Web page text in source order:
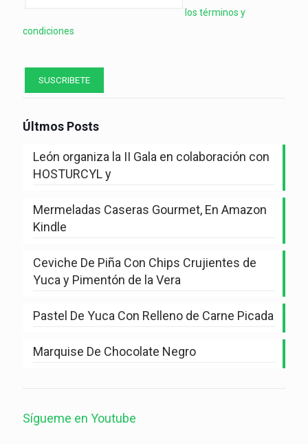
los términos y
condiciones
Últmos Posts
León organiza la II Gala en colaboración con
HOSTURCYL y
Mermeladas Caseras Gourmet, En Amazon
Kindle
Ceviche De Piña Con Chips Crujientes de
Yuca y Pimentón de la Vera
Pastel De Yuca Con Relleno de Carne Picada
Marquise De Chocolate Negro
Sígueme en Youtube